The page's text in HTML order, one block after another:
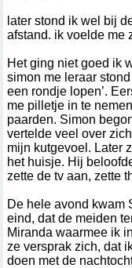
later stond ik wel bij
afstand. ik voelde me
Het ging niet goed ik
simon me leraar
een rondje lopen’.
me pilletje in te
paarden. Simon
vertelde veel over
mijn kutgevoel. Later
het huisje. Hij
zette de tv aan, zette
De hele avond kwam
eind, dat de meiden
Miranda waarmee ik
ze versprak zich, dat
doen met de